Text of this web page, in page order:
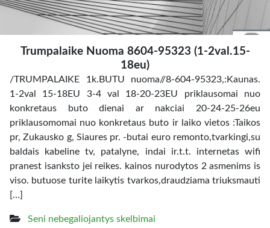
Trumpalaike Nuoma 8604-95323 (1-2val.15-
18eu)
/TRUMPALAIKE 1k.BUTU nuoma//8-604-95323,:Kaunas.
1-2val 15-18EU 3-4 val 18-20-23EU priklausomai nuo
konkretaus buto dienai ar nakciai 20-24-25-26eu
priklausomomai nuo konkretaus buto ir laiko vietos :Taikos
pr, Zukausko g, Siaures pr. -butai euro remonto,tvarkingi,su
baldais kabeline tv, patalyne, indai ir.t.t. internetas wifi
pranest isanksto jei reikes. kainos nurodytos 2 asmenims is
viso. butuose turite laikytis tvarkos,draudziama triuksmauti
[…]
Seni nebegaliojantys skelbimai